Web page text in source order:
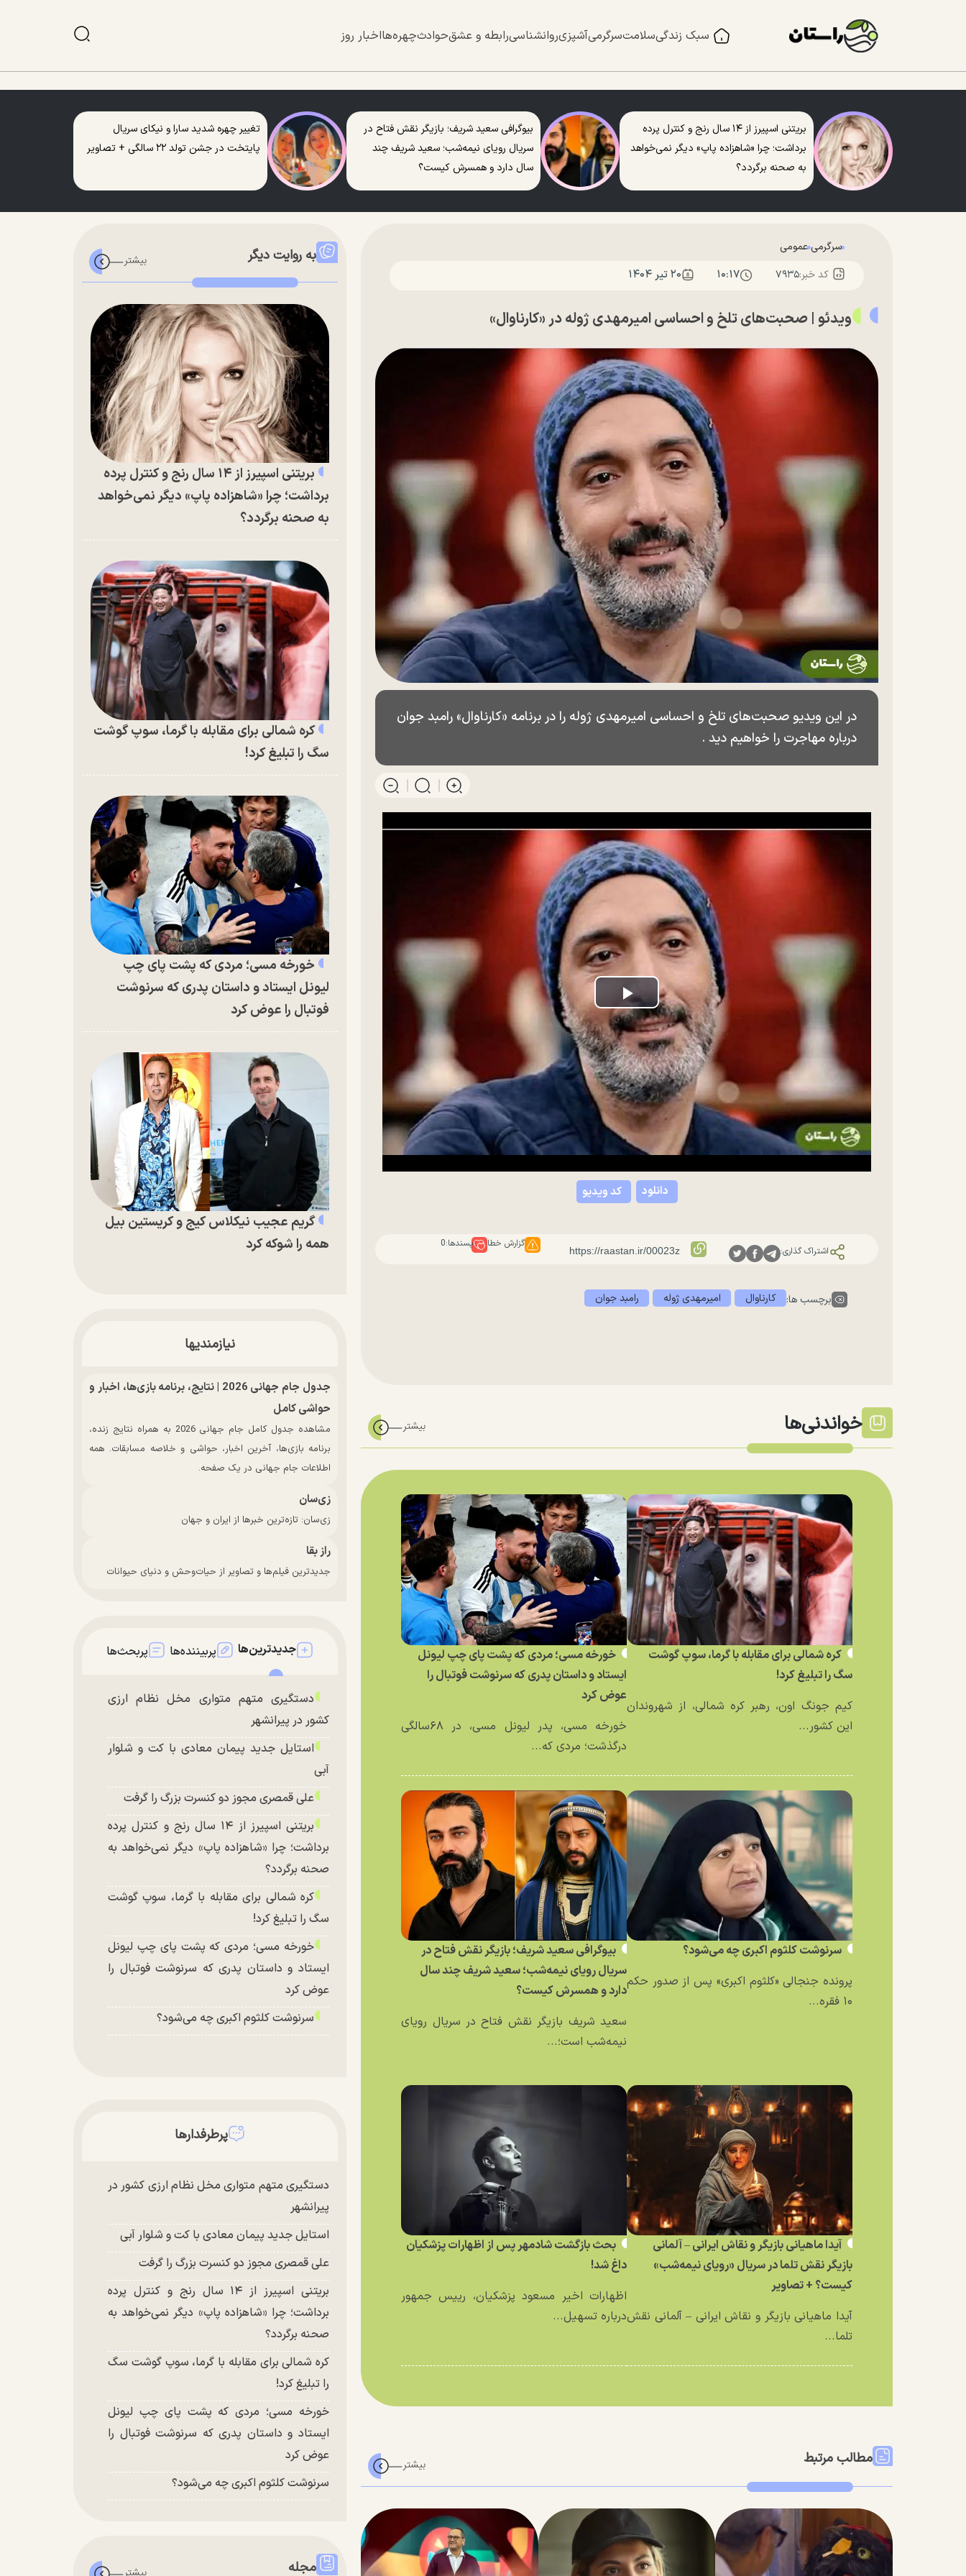
سبک زندگیسلامتسرگرمیآشپزیروانشناسیرابطه و عشقحوادثچهره‌هااخبار روز
بریتنی اسپیرز از ۱۴ سال رنج و کنترل پرده
برداشت؛ چرا «شاهزاده پاپ» دیگر نمی‌خواهد
به صحنه برگردد؟
بیوگرافی سعید شریف؛ بازیگر نقش فتاح در
سریال رویای نیمه‌شب؛ سعید شریف چند
سال دارد و همسرش کیست؟
تغییر چهره شدید سارا و نیکای سریال
پایتخت در جشن تولد ۲۲ سالگی + تصاویر
سرگرمی عمومی
کد خبر:۷۹۳۵ ۱۰:۱۷ ۲۰ تير ۱۴۰۴
ویدئو | صحبت‌های تلخ و احساسی امیرمهدی ژوله در «کارناوال»
در این ویدیو صحبت‌های تلخ و احساسی امیرمهدی ژوله را در برنامه «کارناوال» رامبد جوان
درباره مهاجرت را خواهیم دید .
Play
Video
کد ویدیو دانلود
اشتراک گذاری:
گزارش خطا پسندها:0
برچسب ها: کارناوال امیرمهدی ژوله رامبد جوان
خواندنی‌ها
کره شمالی برای مقابله با گرما، سوپ گوشت
سگ را تبلیغ کرد!
کیم جونگ اون، رهبر کره شمالی، از شهروندان
این کشور...
خورخه مسی؛ مردی که پشت پای چپ لیونل
ایستاد و داستان پدری که سرنوشت فوتبال را
عوض کرد
خورخه مسی، پدر لیونل مسی، در ۶۸سالگی
درگذشت؛ مردی که...
سرنوشت کلثوم اکبری چه می‌شود؟
پرونده جنجالی «کلثوم اکبری» پس از صدور حکم
۱۰ فقره...
بیوگرافی سعید شریف؛ بازیگر نقش فتاح در
سریال رویای نیمه‌شب؛ سعید شریف چند سال
دارد و همسرش کیست؟
سعید شریف بازیگر نقش فتاح در سریال رویای
نیمه‌شب است؛...
آیدا ماهیانی بازیگر و نقاش ایرانی – آلمانی
بازیگر نقش تلما در سریال «رویای نیمه‌شب»
کیست؟ + تصاویر
آیدا ماهیانی بازیگر و نقاش ایرانی – آلمانی نقش
تلما...
بحث بازگشت شادمهر پس از اظهارات پزشکیان
داغ شد!
اظهارات اخیر مسعود پزشکیان، رییس جمهور
درباره تسهیل...
مطالب مرتبط
به روایت دیگر
بریتنی اسپیرز از ۱۴ سال رنج و کنترل پرده
برداشت؛ چرا «شاهزاده پاپ» دیگر نمی‌خواهد
به صحنه برگردد؟
کره شمالی برای مقابله با گرما، سوپ گوشت
سگ را تبلیغ کرد!
خورخه مسی؛ مردی که پشت پای چپ
لیونل ایستاد و داستان پدری که سرنوشت
فوتبال را عوض کرد
گریم عجیب نیکلاس کیج و کریستین بیل
همه را شوکه کرد
نیازمندیها
جدول جام جهانی 2026 | نتایج، برنامه بازی‌ها، اخبار و
حواشی کامل
مشاهده جدول کامل جام جهانی 2026 به همراه نتایج زنده،
برنامه بازی‌ها، آخرین اخبار، حواشی و خلاصه مسابقات. همه
اطلاعات جام جهانی در یک صفحه.
زی‌سان
زی‌سان: تازه‌ترین خبرها از ایران و جهان
راز بقا
جدیدترین فیلم‌ها و تصاویر از حیات‌وحش و دنیای حیوانات
جدیدترین‌ها پربیننده‌ها پربحث‌ها
دستگیری متهم متواری مخل نظام ارزی
کشور در پیرانشهر
استایل جدید پیمان معادی با کت و شلوار
آبی
علی قمصری مجوز دو کنسرت بزرگ را گرفت
بریتنی اسپیرز از ۱۴ سال رنج و کنترل پرده
برداشت؛ چرا «شاهزاده پاپ» دیگر نمی‌خواهد به
صحنه برگردد؟
کره شمالی برای مقابله با گرما، سوپ گوشت
سگ را تبلیغ کرد!
خورخه مسی؛ مردی که پشت پای چپ لیونل
ایستاد و داستان پدری که سرنوشت فوتبال را
عوض کرد
سرنوشت کلثوم اکبری چه می‌شود؟
پرطرفدارها
دستگیری متهم متواری مخل نظام ارزی کشور در
پیرانشهر
استایل جدید پیمان معادی با کت و شلوار آبی
علی قمصری مجوز دو کنسرت بزرگ را گرفت
بریتنی اسپیرز از ۱۴ سال رنج و کنترل پرده
برداشت؛ چرا «شاهزاده پاپ» دیگر نمی‌خواهد به
صحنه برگردد؟
کره شمالی برای مقابله با گرما، سوپ گوشت سگ
را تبلیغ کرد!
خورخه مسی؛ مردی که پشت پای چپ لیونل
ایستاد و داستان پدری که سرنوشت فوتبال را
عوض کرد
سرنوشت کلثوم اکبری چه می‌شود؟
مجله